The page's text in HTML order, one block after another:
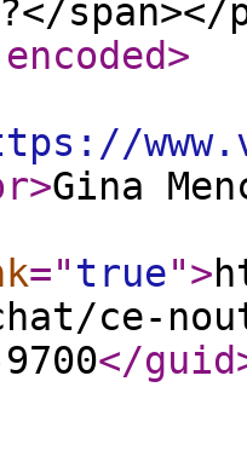
>
>Gina
="true">
ce-
</guid